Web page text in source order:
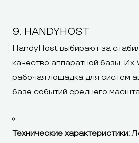
9. HANDYHOST
HandyHost выбирают за
качество аппаратной базы. Их
рабочая лошадка для систем
базе событий среднего
Технические характеристики: